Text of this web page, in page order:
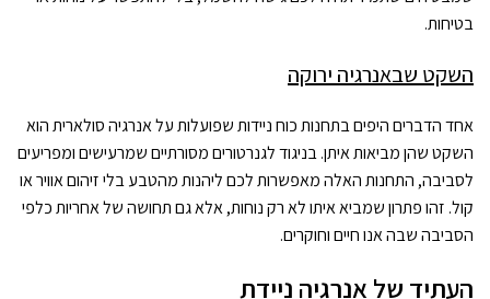
בטיחות.
השקט שבאנרגיה ירוקה
אחד הדברים היפים בתחנות כוח ניידות שפועלות על אנרגיה סולארית הוא
השקט שהן מביאות איתן. בניגוד לגנרטורים מסורתיים שמרעישים ומפריעים
לסביבה, התחנות האלה מאפשרות לכם ליהנות מהטבע בלי זיהום אוויר או
קול. זהו פתרון שמביא איתו לא רק נוחות, אלא גם תחושה של אחריות כלפי
הסביבה שבה אנו חיים וחוקרים.
העתיד של אנרגיה ניידת